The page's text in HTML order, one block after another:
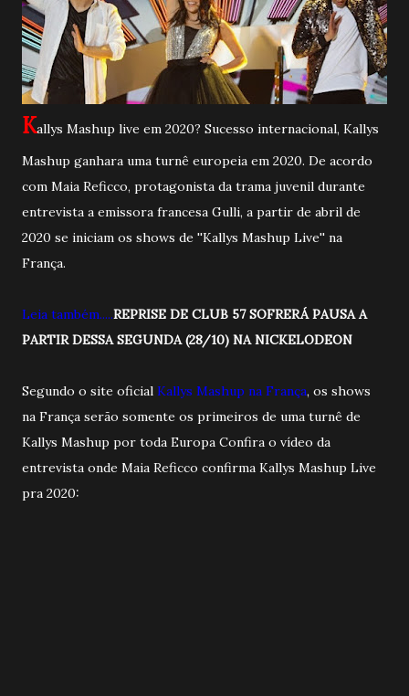
Kallys Mashup live em 2020? Sucesso internacional, Kallys
Mashup ganhara uma turnê europeia em 2020. De acordo
com Maia Reficco, protagonista da trama juvenil durante
entrevista a emissora francesa Gulli, a partir de abril de
2020 se iniciam os shows de ''Kallys Mashup Live'' na
França.
Leia também.....REPRISE DE CLUB 57 SOFRERÁ PAUSA A
PARTIR DESSA SEGUNDA (28/10) NA NICKELODEON
Segundo o site oficial Kallys Mashup na França, os shows
na França serão somente os primeiros de uma turnê de
Kallys Mashup por toda Europa Confira o vídeo da
entrevista onde Maia Reficco confirma Kallys Mashup Live
pra 2020: